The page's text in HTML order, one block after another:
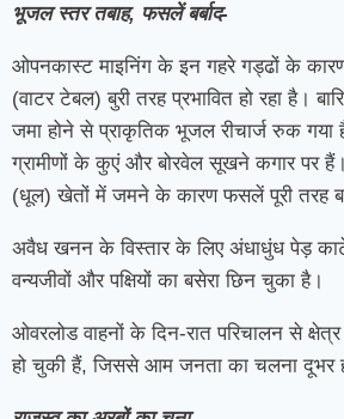
भूजल स्तर तबाह, फसलें बर्बाद-
ओपनकास्ट माइनिंग के इन गहरे गड्ढों के
(वाटर टेबल) बुरी तरह प्रभावित हो रहा है।
जमा होने से प्राकृतिक भूजल रीचार्ज रुक
ग्रामीणों के कुएं और बोरवेल सूखने कगार पर
(धूल) खेतों में जमने के कारण फसलें पूरी तरह
अवैध खनन के विस्तार के लिए अंधाधुंध पेड़
वन्यजीवों और पक्षियों का बसेरा छिन चुका है।
ओवरलोड वाहनों के दिन-रात परिचालन से
हो चुकी हैं, जिससे आम जनता का चलना दूभर